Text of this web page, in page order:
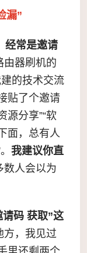
漏”
经常是邀请
由器刷机的
的技术交流
贴了个邀请
源分享”“软
面，总有人
我建议你直
人会以为
请码 获取”这
方，我见过